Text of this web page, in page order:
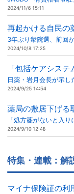
2024/11/6 15:11
再起かける自民の
3年ぶり衆院選、前回
2024/10/8 17:25
「包括ケアシス
日薬・岩月会長が示し
2024/9/25 14:54
薬局の敷居下げる
「処方箋がないと入
2024/9/10 12:48
特集・連載：解
マイナ保険証の利